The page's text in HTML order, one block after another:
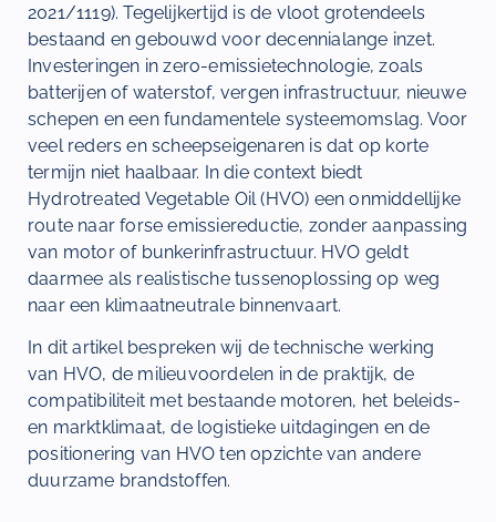
2021/1119). Tegelijkertijd is de vloot grotendeels
bestaand en gebouwd voor decennialange inzet.
Investeringen in zero-emissietechnologie, zoals
batterijen of waterstof, vergen infrastructuur, nieuwe
schepen en een fundamentele systeemomslag. Voor
veel reders en scheepseigenaren is dat op korte
termijn niet haalbaar. In die context biedt
Hydrotreated Vegetable Oil (HVO) een onmiddellijke
route naar forse emissiereductie, zonder aanpassing
van motor of bunkerinfrastructuur. HVO geldt
daarmee als realistische tussenoplossing op weg
naar een klimaatneutrale binnenvaart.
In dit artikel bespreken wij de technische werking
van HVO, de milieuvoordelen in de praktijk, de
compatibiliteit met bestaande motoren, het beleids-
en marktklimaat, de logistieke uitdagingen en de
positionering van HVO ten opzichte van andere
duurzame brandstoffen.